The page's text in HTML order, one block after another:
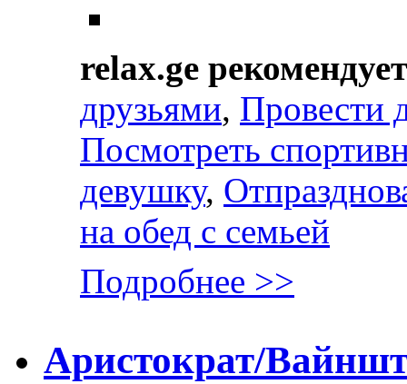
relax.ge рекомендует
друзьями, Провести
Посмотреть
девушку,
на обед с семьей
Подробнее >>
Аристократ/